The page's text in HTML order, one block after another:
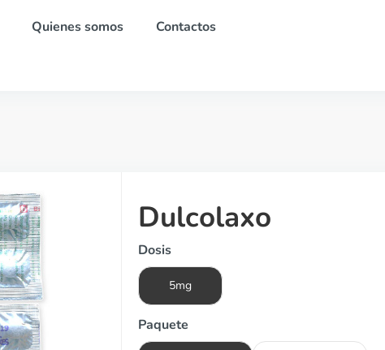
Quienes somos Contactos
Dulcolaxo
Dosis
5mg
Paquete